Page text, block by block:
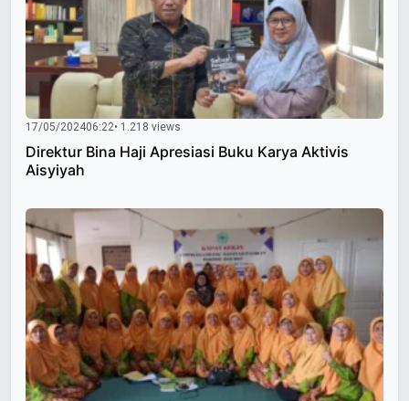
17/05/202406:22• 1.218 views
Direktur Bina Haji Apresiasi Buku Karya Aktivis
Aisyiyah